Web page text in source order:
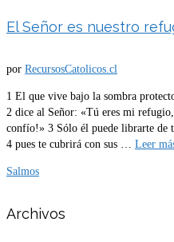
El Señor es nuestro
por RecursosCatolicos.cl
1 El que vive bajo la sombra
2 dice al Señor: «Tú eres mi
confío!» 3 Sólo él puede librarte de
4 pues te cubrirá con sus … Leer
Salmos
Archivos